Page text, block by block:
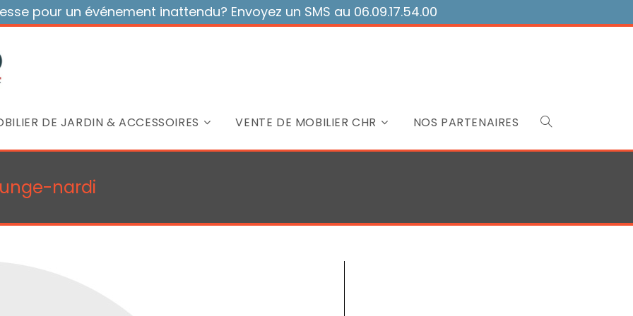
pour un événement inattendu? Envoyez un SMS au 06.09.17.54.00
DE JARDIN & ACCESSOIRES VENTE DE MOBILIER CHR NOS PARTENAIRES Toggle
search
nardi